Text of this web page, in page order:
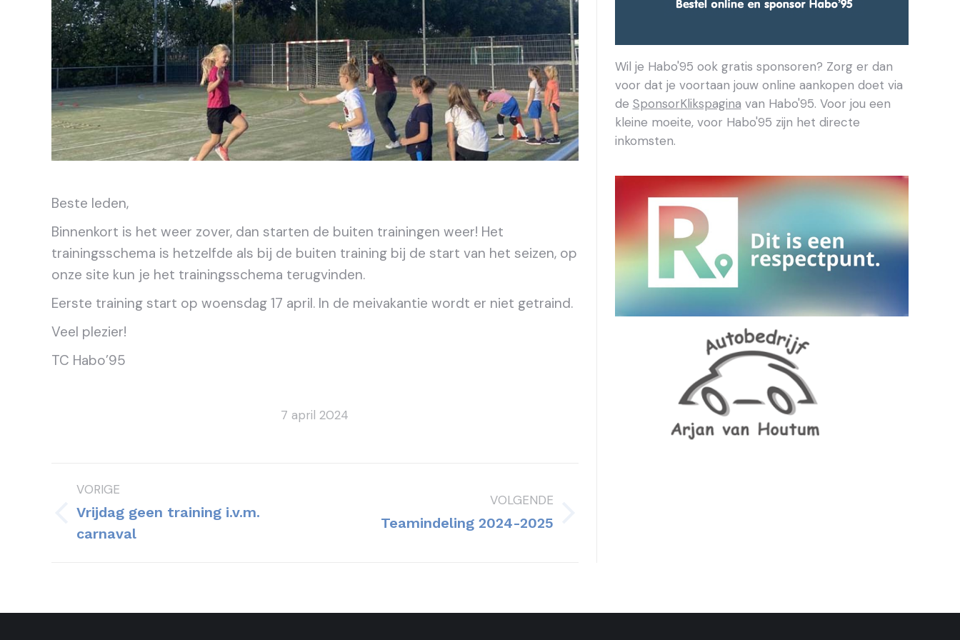
Beste leden,
Binnenkort is het weer zover, dan starten de buiten trainingen weer! Het
trainingsschema is hetzelfde als bij de buiten training bij de start van het seizen, op
onze site kun je het trainingsschema terugvinden.
Eerste training start op woensdag 17 april. In de meivakantie wordt er niet getraind.
Veel plezier!
TC Habo’95
7 april 2024
navigatie
VORIGE
Vorig
bericht
Vrijdag geen training i.v.m.
carnaval
VOLGENDE
VolgendTeamindeling 2024-2025
Wil je Habo'95 ook gratis sponsoren? Zorg er dan
voor dat je voortaan jouw online aankopen doet via
de SponsorKlikspagina van Habo'95. Voor jou een
kleine moeite, voor Habo'95 zijn het directe
inkomsten.